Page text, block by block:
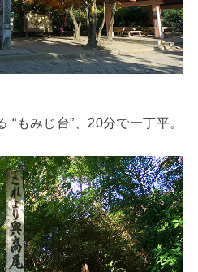
“もみじ台”、20分で一丁平。